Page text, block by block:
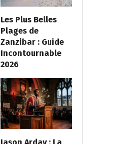
Les Plus Belles
Plages de
Zanzibar : Guide
Incontournable
2026